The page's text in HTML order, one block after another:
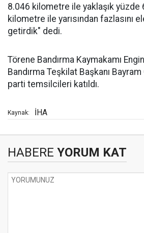
8.046 kilometre ile yaklaşık yüzde
kilometre ile yarısından fazlasını
getirdik" dedi.
Törene Bandırma Kaymakamı
Bandırma Teşkilat Başkanı
parti temsilcileri katıldı.
Kaynak: İHA
HABERE YORUM KAT